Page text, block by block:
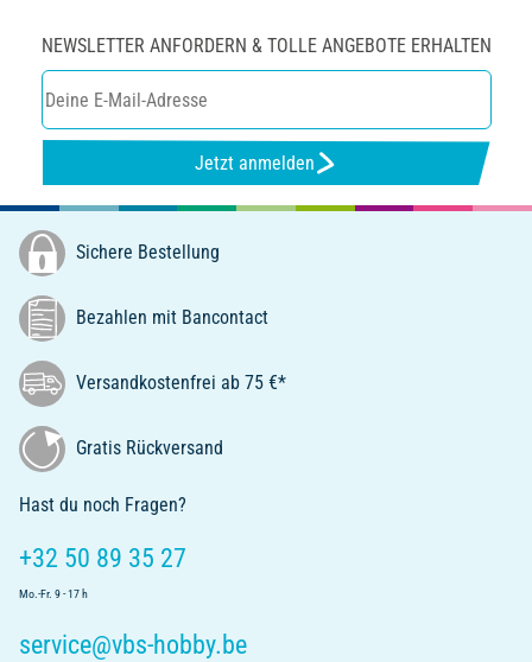
NEWSLETTER ANFORDERN & TOLLE ANGEBOTE ERHALTEN
Jetzt anmelden
Sichere Bestellung
Bezahlen mit Bancontact
Versandkostenfrei ab 75 €*
Gratis Rückversand
Hast du noch Fragen?
+32 50 89 35 27
Mo.-Fr. 9 - 17 h
service@vbs-hobby.be